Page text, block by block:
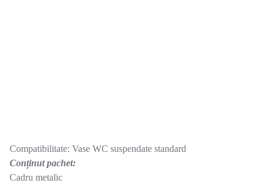
Compatibilitate: Vase WC suspendate standard
Conținut pachet:
Cadru metalic